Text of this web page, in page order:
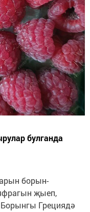
булганда
борын-
җыеп,
Грециядә